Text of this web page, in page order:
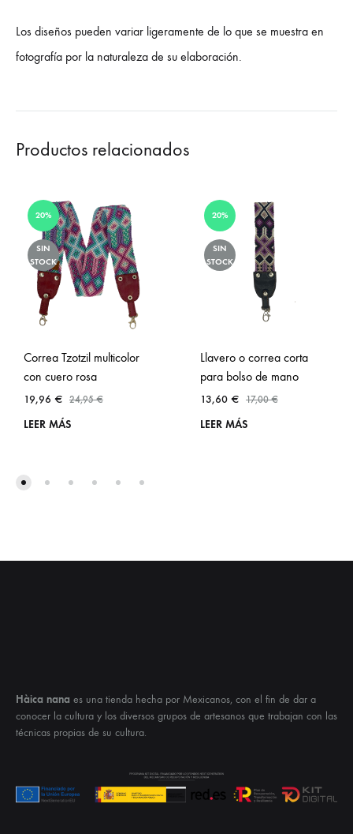
Los diseños pueden variar ligeramente de lo que se muestra en
fotografía por la naturaleza de su elaboración.
Productos relacionados
20%
SIN
STOCK
Correa Tzotzil multicolor
con cuero rosa
19,96 € 24,95€
LEER MÁS
20%
SIN
STOCK
Llavero o correa corta
para bolso de mano
13,60 € 17,00€
LEER MÁS
Hàica nana es una tienda hecha por Mexicanos, con el fin de dar a
conocer la cultura y los diversos grupos de artesanos que trabajan con las
técnicas propias de su cultura.